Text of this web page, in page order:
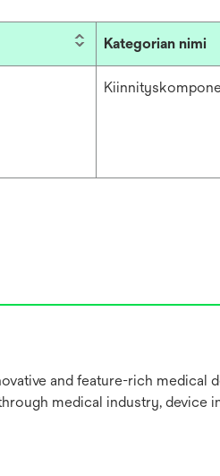
Kategorian nimi
and feature-rich medical
medical industry, device